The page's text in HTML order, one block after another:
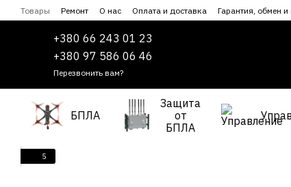
Перейти к основному контенту
Товары Ремонт О нас Оплата и доставка Гарантия, обмен и
Сотрудничество
Пользовательское соглашение
+380 66 243 01 23
+380 97 586 06 46
Перезвонить вам?
БПЛА
Защита
от
БПЛА
5